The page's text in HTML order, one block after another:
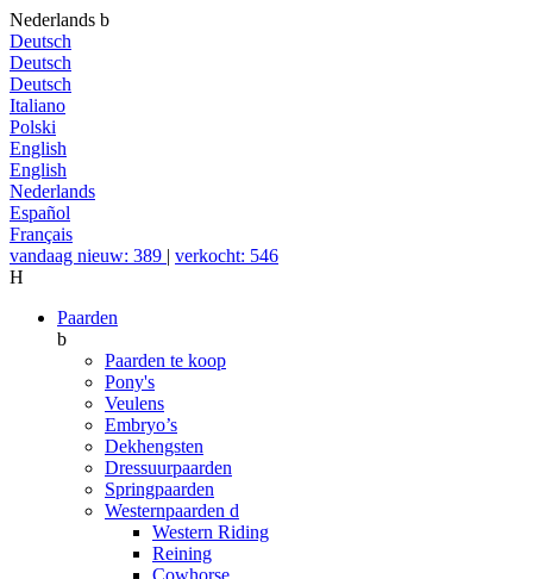
Nederlands b
Deutsch
Deutsch
Deutsch
Italiano
Polski
English
English
Nederlands
Español
Français
vandaag nieuw: 389 | verkocht: 546
H
Paarden
b
Paarden te koop
Pony's
Veulens
Embryo’s
Dekhengsten
Dressuurpaarden
Springpaarden
Westernpaarden d
Western Riding
Reining
Cowhorse